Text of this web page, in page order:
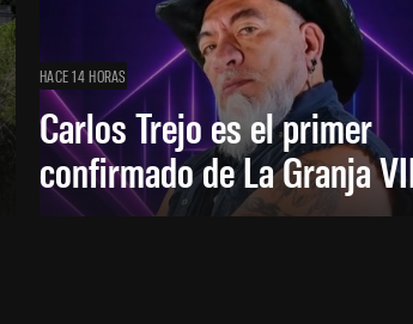
HACE 14 HORAS
Carlos Trejo es el primer
confirmado de La Granja